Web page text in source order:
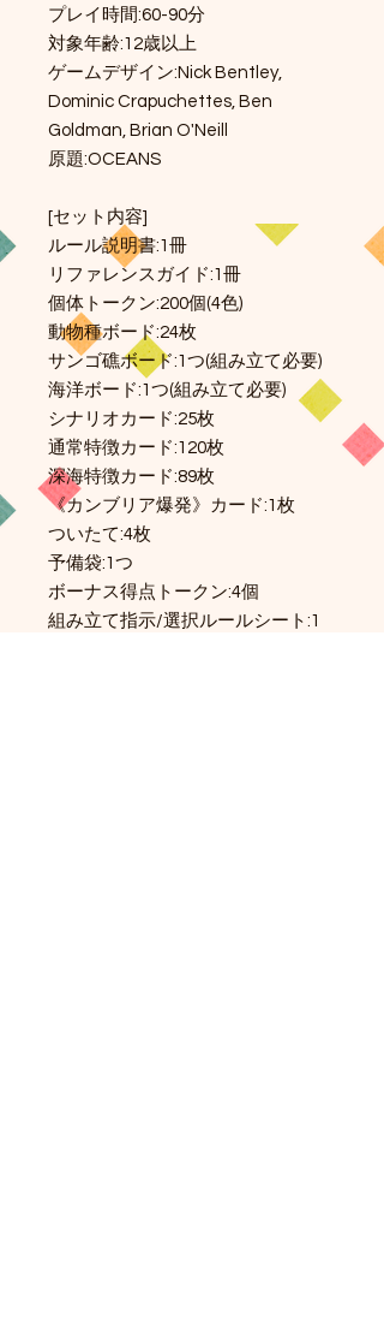
プレイ時間:60-90分
対象年齢:12歳以上
ゲームデザイン:Nick Bentley,
Dominic Crapuchettes, Ben
Goldman, Brian O'Neill
原題:OCEANS
[セット内容]
ルール説明書:1冊
リファレンスガイド:1冊
個体トークン:200個(4色)
動物種ボード:24枚
サンゴ礁ボード:1つ(組み立て必要)
海洋ボード:1つ(組み立て必要)
シナリオカード:25枚
通常特徴カード:120枚
深海特徴カード:89枚
《カンブリア爆発》カード:1枚
ついたて:4枚
予備袋:1つ
ボーナス得点トークン:4個
組み立て指示/選択ルールシート:1